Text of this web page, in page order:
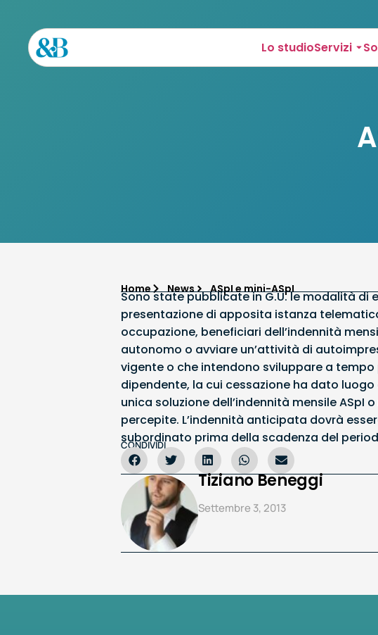
Lo studioServizi
Home News ASpI e mini-ASpI
Sono state pubblicate in G.U. le modalità di
presentazione di apposita istanza
occupazione, beneficiari dell’indennità
autonomo o avviare un’attività di
vigente o che intendono sviluppare a
dipendente, la cui cessazione ha dato
unica soluzione dell’indennità mensile
percepite. L’indennità anticipata dovrà
subordinato prima della scadenza del
CONDIVIDI
Tiziano Beneggi
Settembre 3, 2013